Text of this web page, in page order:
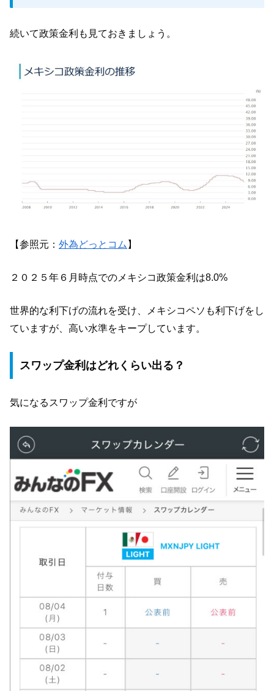
続いて政策金利も見ておきましょう。
【参照元： 外為どっとコム 】
２０２５年６月時点でのメキシコ政策金利は8.0%
世界的な利下げの流れを受け、メキシコペソも利下げをし
ていますが、高い水準をキープしています。
スワップ金利はどれくらい出る？
気になるスワップ金利ですが